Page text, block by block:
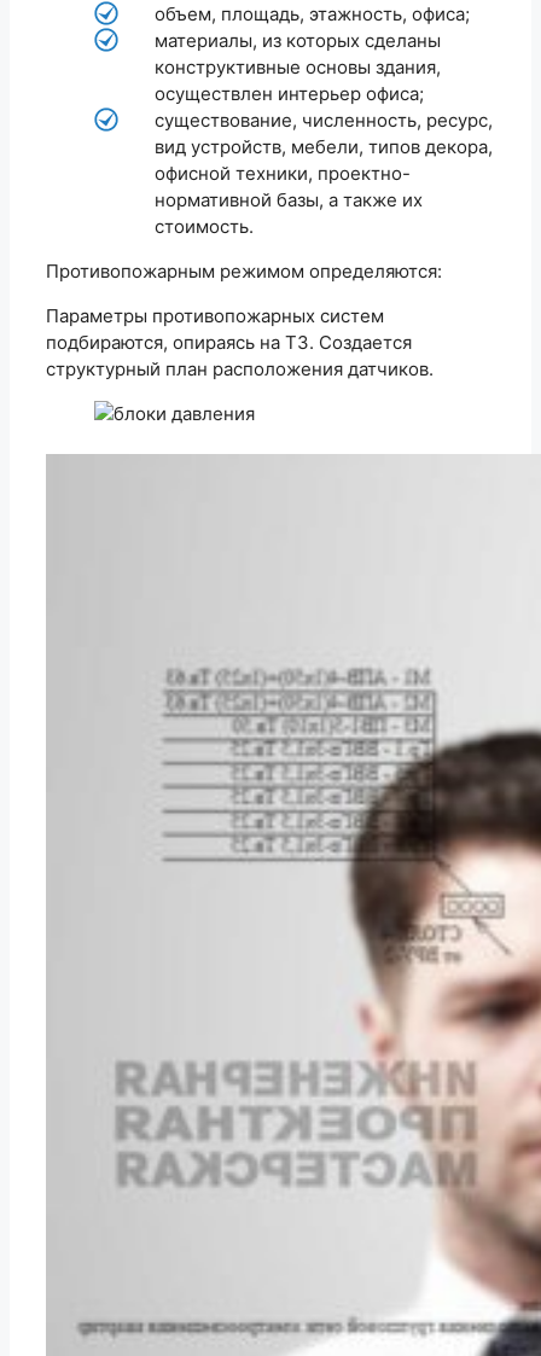
объем, площадь, этажность, офиса;
материалы, из которых сделаны
конструктивные основы здания,
осуществлен интерьер офиса;
существование, численность, ресурс,
вид устройств, мебели, типов декора,
офисной техники, проектно-
нормативной базы, а также их
стоимость.
Противопожарным режимом определяются:
Параметры противопожарных систем
подбираются, опираясь на ТЗ. Создается
структурный план расположения датчиков.